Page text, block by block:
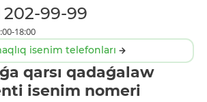
202-99-99
18:00
isenim telefonları
qarsı qadaǵalaw
isenim nomeri